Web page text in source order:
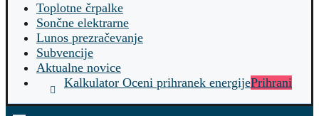
Toplotne črpalke
Sončne elektrarne
Lunos prezračevanje
Subvencije
Aktualne novice
Kalkulator Oceni prihranek energijePrihrani